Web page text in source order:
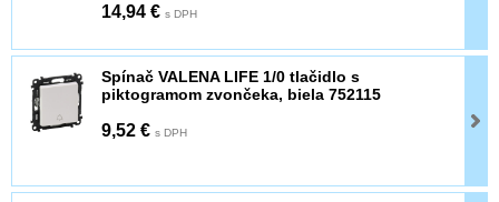
14,94 € s DPH
Spínač VALENA LIFE 1/0 tlačidlo s
piktogramom zvončeka, biela 752115
9,52 € s DPH